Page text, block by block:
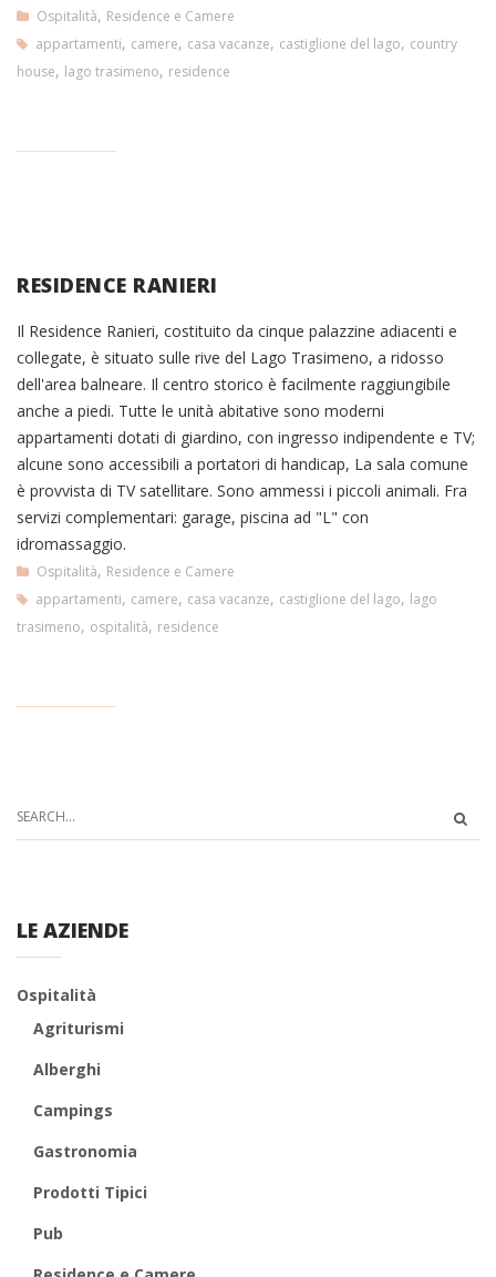
Ospitalità, Residence e Camere
appartamenti, camere, casa vacanze, castiglione del lago, country
house, lago trasimeno, residence
RESIDENCE RANIERI
Il Residence Ranieri, costituito da cinque palazzine adiacenti e
collegate, è situato sulle rive del Lago Trasimeno, a ridosso
dell'area balneare. Il centro storico è facilmente raggiungibile
anche a piedi. Tutte le unità abitative sono moderni
appartamenti dotati di giardino, con ingresso indipendente e TV;
alcune sono accessibili a portatori di handicap, La sala comune
è provvista di TV satellitare. Sono ammessi i piccoli animali. Fra
servizi complementari: garage, piscina ad "L" con
idromassaggio.
Ospitalità, Residence e Camere
appartamenti, camere, casa vacanze, castiglione del lago, lago
trasimeno, ospitalità, residence
LE AZIENDE
Ospitalità
Agriturismi
Alberghi
Campings
Gastronomia
Prodotti Tipici
Pub